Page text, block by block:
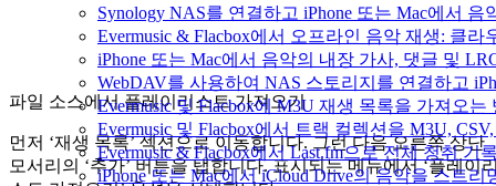
Synology NAS를 연결하고 iPhone 또는 Mac에서 음
Evermusic & Flacbox에서 오프라인 음악 재생: 클
iPhone 또는 Mac에서 음악의 내장 가사, 댓글 및
WebDAV를 사용하여 NAS 스토리지를 연결하고
Evermusic 및 Flacbox에 M3U 재생 목록을 가져오는
Evermusic 및 Flacbox에서 트랙 컬렉션을 M3U,
Evermusic & Flacbox에서 Last.fm으로 전체 청취 기
iPhone 또는 Mac에서 iCloud Drive의 음악을 스트리
파일 소스에서 플레이리스트 가져오기
먼저 ‘재생 목록’ 섹션으로 이동합니다. 그런 다음 오른쪽 상단
모서리의 ‘추가’ 버튼을 탭합니다. 표시되는 메뉴에서 ‘플레이